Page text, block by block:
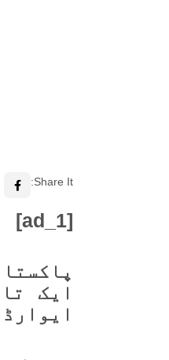
Share It:
[ad_1]
ایک
ایوارڈ 2025 جیت لیا ہے۔